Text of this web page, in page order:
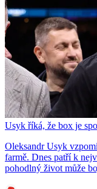
Usyk říká, že box je
Oleksandr Usyk
farmě. Dnes patří k
pohodlný život může